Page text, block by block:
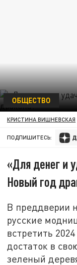
ОБЩЕСТВО
КРИСТИНА ВИШНЕВСКАЯ
ПОДПИШИТЕСЬ:
«Для денег и
Новый год
В преддверии
русские
встретить
достаток в
зеленый